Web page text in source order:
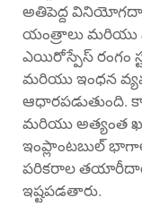
అతిపెద్ద
యంత్రాలు మరియు
ఎయిరోస్పేస్ రంగం
మరియు ఇంధన
ఆధారపడుతుంది.
మరియు అత్యంత
ఇంప్లాంటబుల్
పరికరాల
ఇష్టపడతారు.